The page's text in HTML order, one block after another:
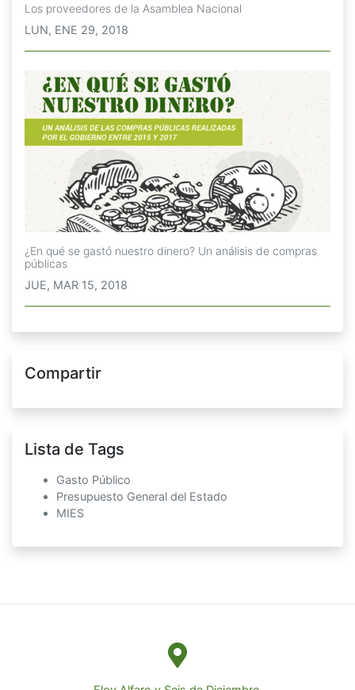
Los proveedores de la Asamblea Nacional
LUN, ENE 29, 2018
¿En qué se gastó nuestro dinero? Un análisis de compras
públicas
JUE, MAR 15, 2018
Compartir
Lista de Tags
Gasto Público
Presupuesto General del Estado
MIES